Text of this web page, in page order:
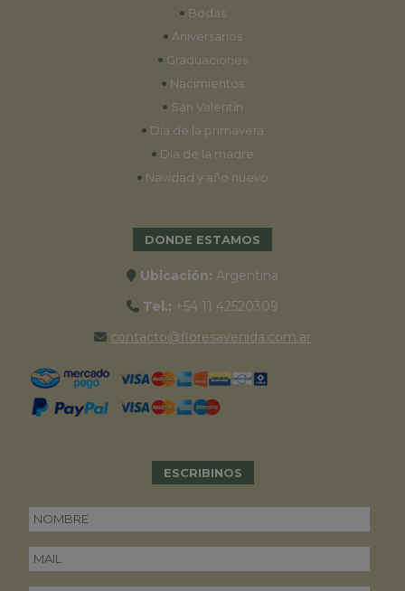
• Bodas
• Aniversarios
• Graduaciones
• Nacimientos
• San Valentín
• Día de la primavera
• Día de la madre
• Navidad y año nuevo
DONDE ESTAMOS
Ubicación: Argentina
Tel.: +54 11 42520309
contacto@floresavenida.com.ar
ESCRIBINOS